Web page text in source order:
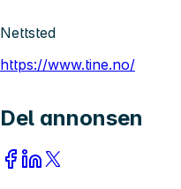
Nettsted
https://www.tine.no/
Del annonsen